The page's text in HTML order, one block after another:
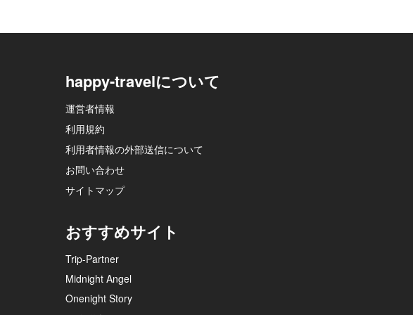
happy-travelについて
運営者情報
利用規約
利用者情報の外部送信について
お問い合わせ
サイトマップ
おすすめサイト
Trip-Partner
Midnight Angel
Onenight Story